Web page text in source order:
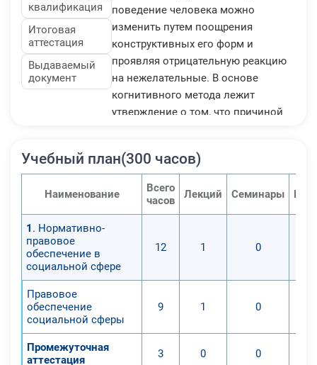
квалификация
Итоговая
аттестация
Выдаваемый
документ
поведение человека можно
изменить путем поощрения
конструктивных его форм и
проявляя отрицательную реакцию
на нежелательные. В основе
когнитивного метода лежит
утверждение о том, что причиной
мышления, негативные мысли и
приобретает с течением жизни.
Автоматические мысли,
человека, являющиеся плодами его
неосознанной мыслительной
деятельности, могут быть далеки от
вызывать деструктивные формы
поведения и психологические
проблемы. Задача терапевта –
Учебный план(300 часов)
Наименование
Всего
часов
Лекций Семинары
1 . Нормативно-
правовое
обеспечение в
социальной сфере
12 1 0
Правовое
обеспечение
социальной сферы
9 1 0
Промежуточная
аттестация
3 0 0